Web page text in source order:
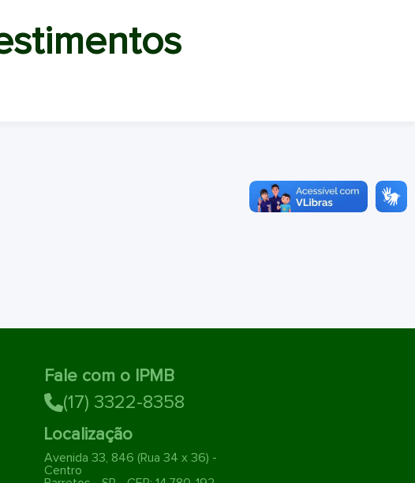
Fale com o IPMB
(17) 3322-8358
Localização
Avenida 33, 846 (Rua 34 x 36) -
Centro